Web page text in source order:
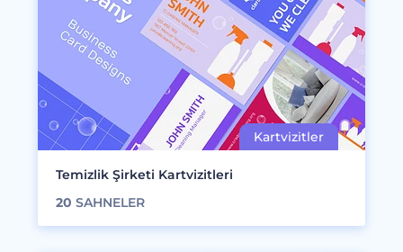
Temizlik Şirketi Kartvizitleri
20 SAHNELER